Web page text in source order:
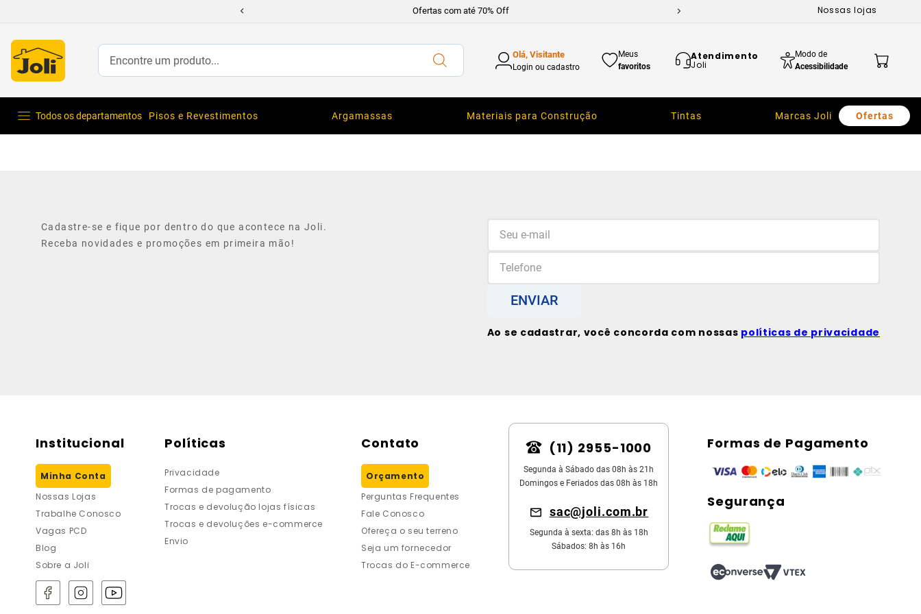
Ofertas com até 70% Off Nossas lojas
Encontre um produto... Olá, Visitante
Login ou cadastro
Meus
favoritos
Atendimento
Joli
Modo de
Acessibilidade
Todos os departamentos Pisos e Revestimentos Argamassas Materiais para Construção Tintas Marcas Joli Ofertas
Cadastre-se e fique por dentro do que acontece na Joli.
Receba novidades e promoções em primeira mão!
ENVIAR
Ao se cadastrar, você concorda com nossas políticas de privacidade
Institucional
Minha Conta
Nossas Lojas
Trabalhe Conosco
Vagas PCD
Blog
Sobre a Joli
Políticas
Privacidade
Formas de pagamento
Trocas e devolução lojas físicas
Trocas e devoluções e-commerce
Envio
Contato
Orçamento
Perguntas Frequentes
Fale Conosco
Ofereça o seu terreno
Seja um fornecedor
Trocas do E-commerce
(11) 2955-1000
Segunda à Sábado das 08h às 21h
Domingos e Feriados das 08h às 18h
sac@joli.com.br
Segunda à sexta: das 8h às 18h
Sábados: 8h às 16h
Formas de Pagamento
Segurança